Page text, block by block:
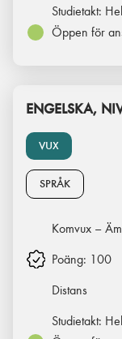
Studietakt:
Öppen för
VUX
ENGELSKA,
SPRÅK
Komvux –
Poäng: 100
Distans
Studietakt: